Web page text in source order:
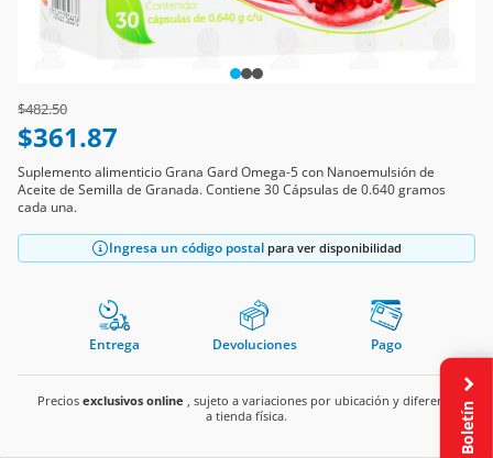
Price reduced from
$482.50to
$361.87
Suplemento alimenticio Grana Gard Omega-5 con Nanoemulsión de
Aceite de Semilla de Granada. Contiene 30 Cápsulas de 0.640 gramos
cada una.
Ingresa un código postal para ver disponibilidad
Entrega Devoluciones Pago
Precios exclusivos online , sujeto a variaciones por ubicación y diferente
a tienda física.
Boletín